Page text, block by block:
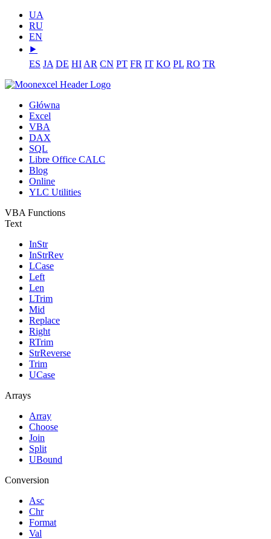
UA
RU
EN
⯈
ES JA DE HI AR CN PT FR IT KO PL RO TR
Główna
Excel
VBA
DAX
SQL
Libre Office CALC
Blog
Online
YLC Utilities
VBA Functions
Text
InStr
InStrRev
LCase
Left
Len
LTrim
Mid
Replace
Right
RTrim
StrReverse
Trim
UCase
Arrays
Array
Choose
Join
Split
UBound
Conversion
Asc
Chr
Format
Val